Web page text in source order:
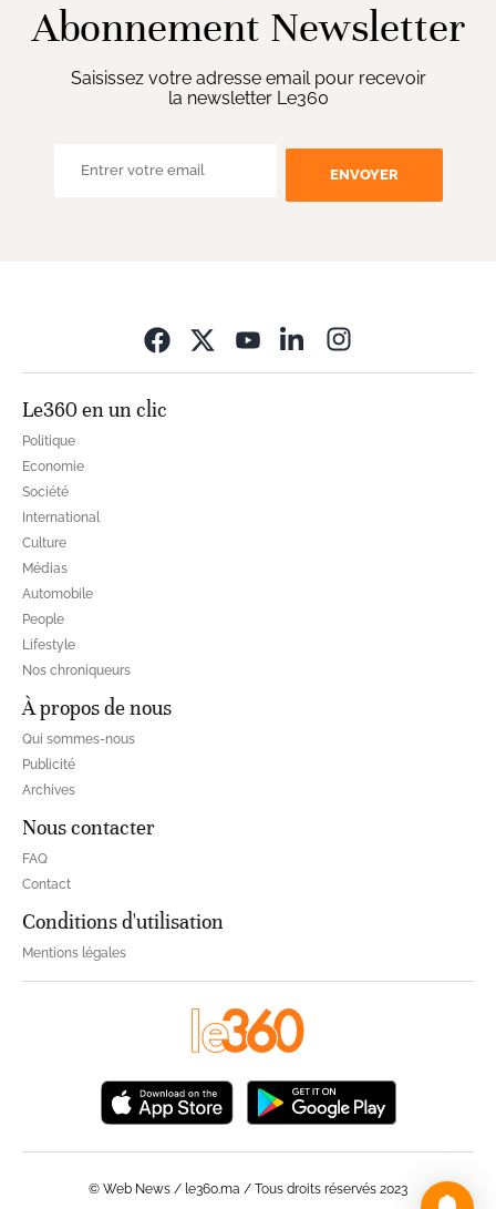
Abonnement Newsletter
Saisissez votre adresse email pour recevoir
la newsletter Le360
ENVOYER
Le360 en un clic
Politique
Economie
Société
International
Culture
Médias
Automobile
People
Lifestyle
Nos chroniqueurs
À propos de nous
Qui sommes-nous
Publicité
Archives
Nous contacter
FAQ
Contact
Conditions d'utilisation
Mentions légales
© Web News / le360.ma / Tous droits réservés 2023